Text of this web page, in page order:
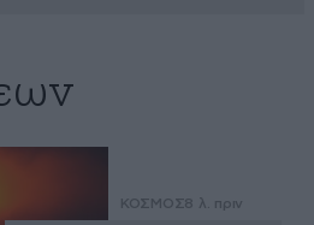
ΚΟΣΜΟΣ8 λ. πριν